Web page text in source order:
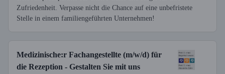
Zufriedenheit. Verpasse nicht die Chance auf eine unbefristete
Stelle in einem familiengeführten Unternehmen!
Medizinische:r Fachangestellte (m/w/d) für
die Rezeption - Gestalten Sie mit uns